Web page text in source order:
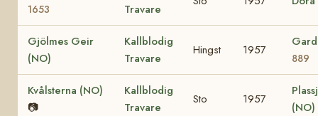
1653 Travare
Gjölmes Geir
(NO)
Kallblodig
Travare
Hingst 1957
889
Kvålsterna (NO)
📷
Kallblodig
Travare
Sto 1957
(NO)